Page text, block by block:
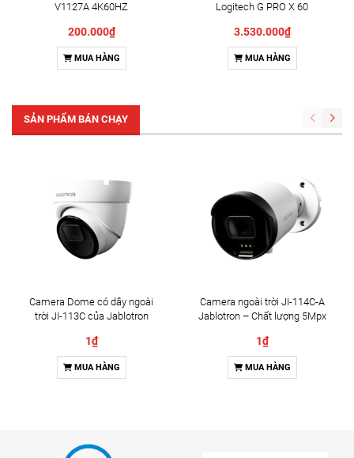
V1127A 4K60HZ
200.000₫
MUA HÀNG
Logitech G PRO X 60
Switch GX Tactile (Hồng)
(920-011954)
3.530.000₫
MUA HÀNG
SẢN PHẨM BÁN CHẠY
Camera Dome có dây ngoài
trời JI-113C của Jablotron
1₫
MUA HÀNG
Camera ngoài trời JI-114C-A
Jablotron – Chất lượng 5Mpx
1₫
MUA HÀNG